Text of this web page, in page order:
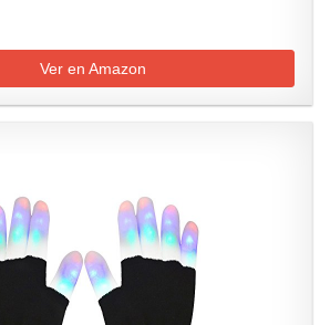
Ver en Amazon